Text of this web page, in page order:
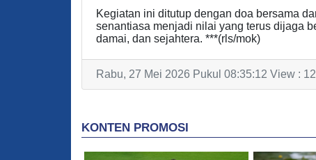
Kegiatan ini ditutup dengan doa bersama
senantiasa menjadi nilai yang terus dijaga
damai, dan sejahtera. ***(rls/mok)
Rabu, 27 Mei 2026 Pukul 08:35:12 View :